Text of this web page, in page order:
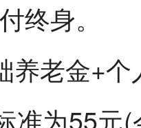
终身。
养老金+
准为55元